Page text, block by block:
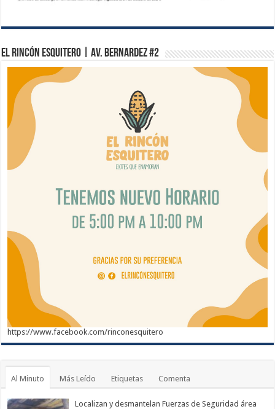
El Rincón Esquitero | Av. Bernardez #2
https://www.facebook.com/rinconesquitero
Al Minuto Más Leído Etiquetas Comenta
Localizan y desmantelan Fuerzas de Seguridad área